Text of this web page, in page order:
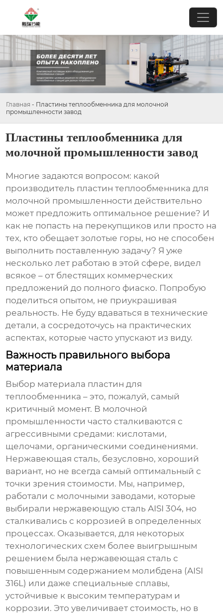
Главная - Пластины теплообменника для молочной
промышленности завод
Пластины теплообменника для
молочной промышленности завод
Многие задаются вопросом: какой
производитель пластин теплообменника для
молочной промышленности действительно
может предложить оптимальное решение? И
как не попасть на перекупщиков или просто на
тех, кто обещает золотые горы, но не способен
выполнить поставленную задачу? Я уже
несколько лет работаю в этой сфере, видел
всякое – от блестящих коммерческих
предложений до полного фиаско. Попробую
поделиться опытом, не приукрашивая
реальность. Не буду вдаваться в технические
детали, а сосредоточусь на практических
аспектах, которые часто упускают из виду.
Важность правильного выбора
материала
Выбор материала пластин для
теплообменника – это, пожалуй, самый
критичный момент. В молочной
промышленности часто сталкиваются с
агрессивными средами: кислотами,
щелочами, органическими соединениями.
Нержавеющая сталь, безусловно, хороший
вариант, но не всегда самый оптимальный с
точки зрения стоимости. Мы, например,
работали с молочными заводами, которые
выбирали нержавеющую сталь AISI 304, но
сталкивались с коррозией в определенных
процессах. Оказывается, для некоторых
технологических схем более выигрышным
решением была нержавеющая сталь с
повышенным содержанием молибдена (AISI
316L) или даже специальные сплавы,
устойчивые к высоким температурам и
коррозии. Это увеличивает стоимость, но в